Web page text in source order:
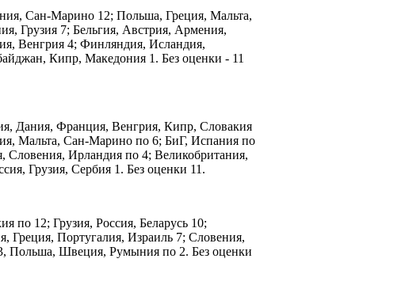
Сан-Марино 12; Польша, Греция, Мальта,
Грузия 7; Бельгия, Австрия, Армения,
Венгрия 4; Финляндия, Исландия,
Кипр, Македония 1. Без оценки - 11
Дания, Франция, Венгрия, Кипр, Словакия
Мальта, Сан-Марино по 6; БиГ, Испания по
Словения, Ирландия по 4; Великобритания,
Грузия, Сербия 1. Без оценки 11.
по 12; Грузия, Россия, Беларусь 10;
Греция, Португалия, Израиль 7; Словения,
Польша, Швеция, Румыния по 2. Без оценки